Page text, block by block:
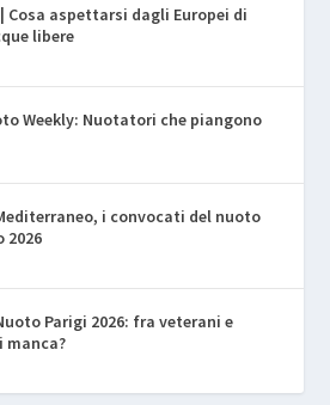
Cosa aspettarsi dagli Europei di
libere
Weekly: Nuotatori che piangono
i convocati del nuoto
2026
Parigi 2026: fra veterani e
manca?